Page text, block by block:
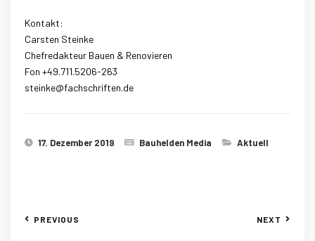
Kontakt:
Carsten Steinke
Chefredakteur Bauen & Renovieren
Fon +49.711.5206-263
steinke@fachschriften.de
17. Dezember 2019 Bauhelden Media Aktuell
PREVIOUS NEXT